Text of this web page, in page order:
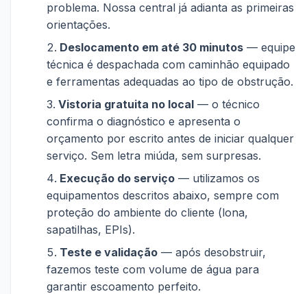
problema. Nossa central já adianta as primeiras
orientações.
Deslocamento em até 30 minutos — equipe
técnica é despachada com caminhão equipado
e ferramentas adequadas ao tipo de obstrução.
Vistoria gratuita no local — o técnico
confirma o diagnóstico e apresenta o
orçamento por escrito antes de iniciar qualquer
serviço. Sem letra miúda, sem surpresas.
Execução do serviço — utilizamos os
equipamentos descritos abaixo, sempre com
proteção do ambiente do cliente (lona,
sapatilhas, EPIs).
Teste e validação — após desobstruir,
fazemos teste com volume de água para
garantir escoamento perfeito.